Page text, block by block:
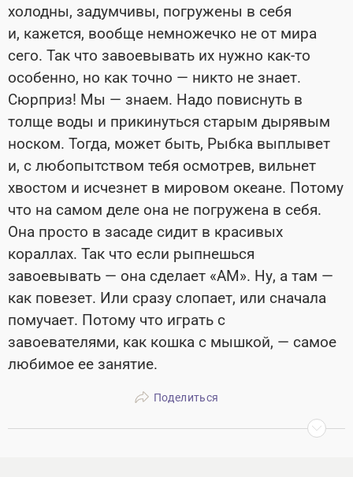
холодны, задумчивы, погружены в себя
и, кажется, вообще немножечко не от мира
сего. Так что завоевывать их нужно как-то
особенно, но как точно — никто не знает.
Сюрприз! Мы — знаем. Надо повиснуть в
толще воды и прикинуться старым дырявым
носком. Тогда, может быть, Рыбка выплывет
и, с любопытством тебя осмотрев, вильнет
хвостом и исчезнет в мировом океане. Потому
что на самом деле она не погружена в себя.
Она просто в засаде сидит в красивых
кораллах. Так что если рыпнешься
завоевывать — она сделает «АМ». Ну, а там —
как повезет. Или сразу слопает, или сначала
помучает. Потому что играть с
завоевателями, как кошка с мышкой, — самое
любимое ее занятие.
Поделиться